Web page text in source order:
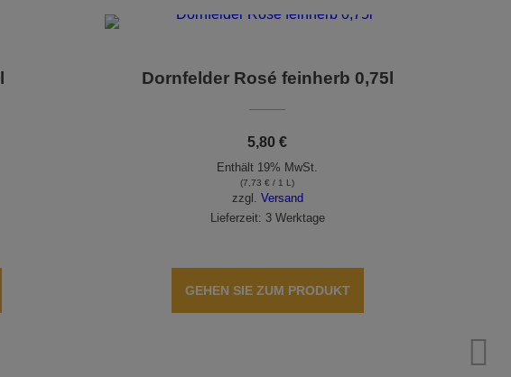
Dornfelder Rosé feinherb 0,75l
5,80€
Enthält 19% MwSt.
(7,73€ / 1 L)
zzgl. Versand
Lieferzeit: 3 Werktage
GEHEN SIE ZUM PRODUKT